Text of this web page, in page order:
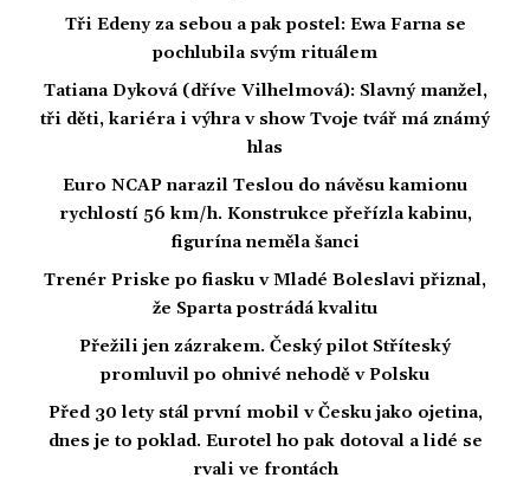
Tři Edeny za sebou a pak postel: Ewa Farna se
pochlubila svým rituálem
Tatiana Dyková (dříve Vilhelmová): Slavný manžel,
tři děti, kariéra i výhra v show Tvoje tvář má známý
hlas
Euro NCAP narazil Teslou do návěsu kamionu
rychlostí 56 km/h. Konstrukce přeřízla kabinu,
figurína neměla šanci
Trenér Priske po fiasku v Mladé Boleslavi přiznal,
že Sparta postrádá kvalitu
Přežili jen zázrakem. Český pilot Stříteský
promluvil po ohnivé nehodě v Polsku
Před 30 lety stál první mobil v Česku jako ojetina,
dnes je to poklad. Eurotel ho pak dotoval a lidé se
rvali ve frontách